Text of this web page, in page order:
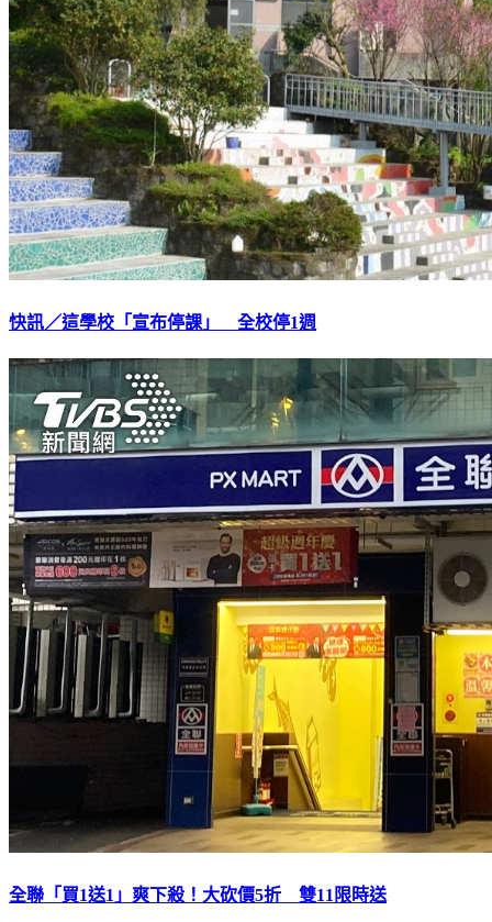
快訊／這學校「宣布停課」 全校停1週
全聯「買1送1」爽下殺！大砍價5折 雙11限時送